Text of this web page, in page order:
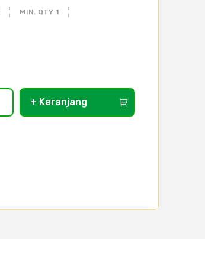
MIN. QTY 1
+ Keranjang